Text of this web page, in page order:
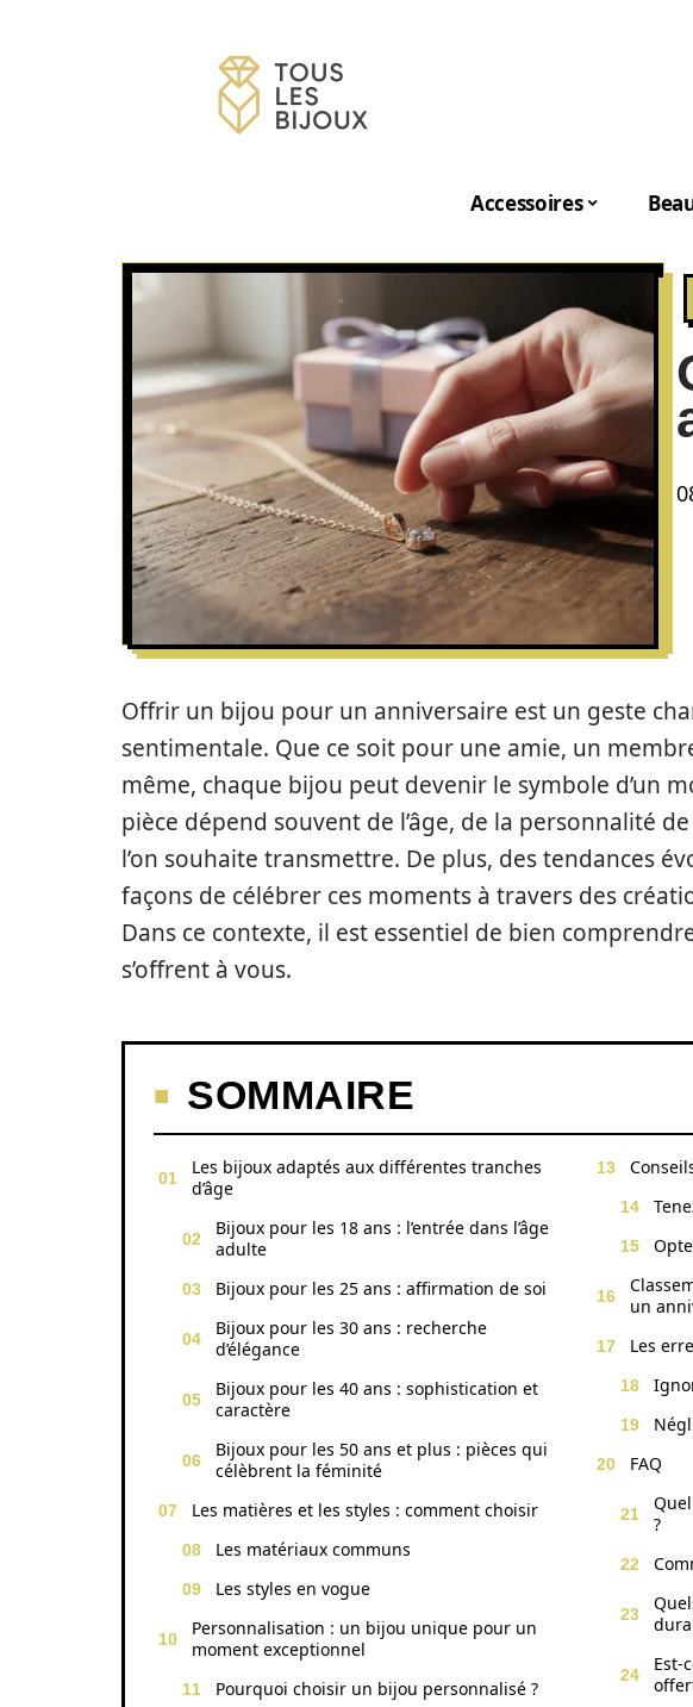
Accessoires
Offrir un bijou pour un anniversaire est un geste
sentimentale. Que ce soit pour une amie, un
même, chaque bijou peut devenir le symbole d’un
pièce dépend souvent de l’âge, de la personnalité
l’on souhaite transmettre. De plus, des tendances
façons de célébrer ces moments à travers des
Dans ce contexte, il est essentiel de bien
s’offrent à vous.
SOMMAIRE
Les bijoux adaptés aux différentes tranches
d’âge
Bijoux pour les 18 ans : l’entrée dans l’âge
adulte
Bijoux pour les 25 ans : affirmation de soi
Bijoux pour les 30 ans : recherche
d’élégance
Bijoux pour les 40 ans : sophistication et
caractère
Bijoux pour les 50 ans et plus : pièces qui
célèbrent la féminité
Les matières et les styles : comment choisir
Les matériaux communs
Les styles en vogue
Personnalisation : un bijou unique pour un
moment exceptionnel
Pourquoi choisir un bijou personnalisé ?
un
Les
FAQ
?
Est-